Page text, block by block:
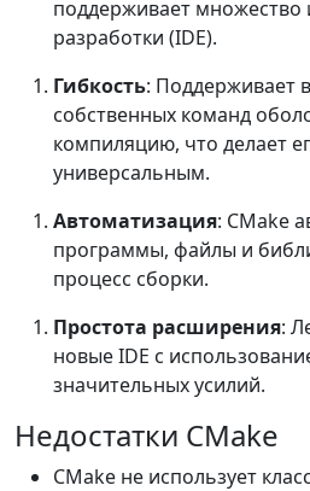
поддерживает множество
разработки (IDE).
Гибкость: Поддерживает
собственных команд
компиляцию, что делает
универсальным.
Автоматизация: CMake
программы, файлы и
процесс сборки.
Простота расширения:
новые IDE с
значительных усилий.
Недостатки CMake
CMake не использует